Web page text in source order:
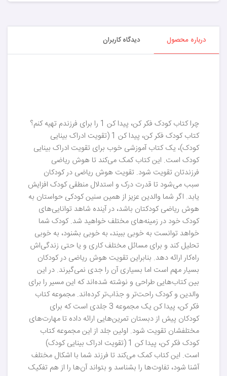
درباره محصول دیدگاه کاربران
چرا کتاب کودک فکر کن، پیدا کن 1 را برای فرزندم تهیه کنم؟
کتاب کودک فکر کن، پیدا کن 1 (تقویت ادراک بینایی
کودک)، یک کتاب آموزشی خوب برای تقویت ادراک بینایی
کودک است. این کتاب کمک می‌کند تا هوش ریاضی
فرزندتان تقویت شود. تقویت هوش ریاضی در کودکان
سبب می‌شود تا قدرت درک و استدلال منطقی کودک افزایش
یابد. اگر شما والدین عزیز از همین سنین کودکی حواستان به
هوش ریاضی کودکتان باشد، در آینده شاهد توانایی‌های
کودک خود در زمینه‌های مختلف خواهید شد. کودک شما
خواهد توانست به خوبی ببیند، به خوبی بشنود، به خوبی
تحلیل کند و برای مسائل مختلف کاری و یا حتی زندگی‌اش
راه‌کار ارائه دهد. بنابراین تقویت هوش ریاضی در کودکان
بسیار مهم است اما بسیاری آن را جدی نمی‌گیرند. در این
بین کتاب‌هایی طراحی و نوشته شده‌اند که این مسیر را برای
والدین و کودک راحت‌تر و جذاب‌تر کرده‌اند. مجموعه کتاب
فکر کن، پیدا کن یک مجموعه 3 جلدی است که برای
کودکان پیش از دبستان تمرین‌هایی ارائه داده تا مهارت‌های
مختلفشان تقویت شود. اولین جلد از این مجموعه کتاب
کودک فکر کن، پیدا کن 1 (تقویت ادراک بینایی کودک)
است. این کتاب کمک می‌کند تا فرزند شما با اشکال مختلف
آشنا شود، تفاوت‌ها را بشناسد و بتواند آن‌ها را از هم تفکیک